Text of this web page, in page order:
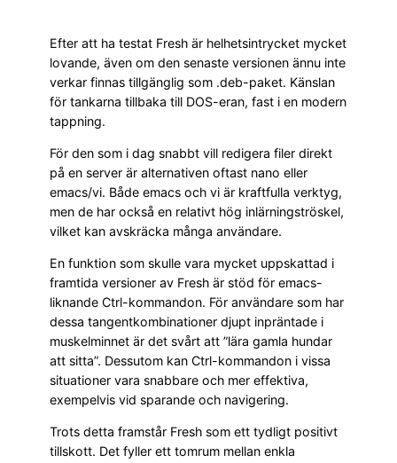
Efter att ha testat Fresh är helhetsintrycket mycket
lovande, även om den senaste versionen ännu inte
verkar finnas tillgänglig som .deb-paket. Känslan
för tankarna tillbaka till DOS-eran, fast i en modern
tappning.
För den som i dag snabbt vill redigera filer direkt
på en server är alternativen oftast nano eller
emacs/vi. Både emacs och vi är kraftfulla verktyg,
men de har också en relativt hög inlärningströskel,
vilket kan avskräcka många användare.
En funktion som skulle vara mycket uppskattad i
framtida versioner av Fresh är stöd för emacs-
liknande Ctrl-kommandon. För användare som har
dessa tangentkombinationer djupt inpräntade i
muskelminnet är det svårt att ”lära gamla hundar
att sitta”. Dessutom kan Ctrl-kommandon i vissa
situationer vara snabbare och mer effektiva,
exempelvis vid sparande och navigering.
Trots detta framstår Fresh som ett tydligt positivt
tillskott. Det fyller ett tomrum mellan enkla